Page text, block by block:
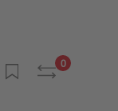
0